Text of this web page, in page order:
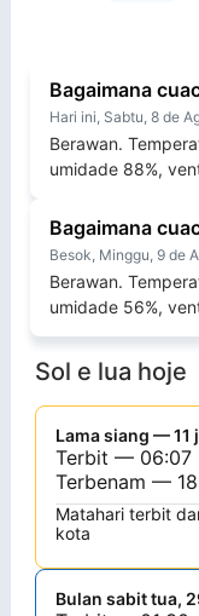
Bagaimana
Hari ini, Sabtu, 8 de
Berawan.
umidade 88%,
Bagaimana
Besok, Minggu, 9 de
Berawan.
umidade 56%,
Sol e lua hoje
Lama siang — 11
Terbit — 06:07
Terbenam —
Matahari terbit
kota
Bulan sabit tua,